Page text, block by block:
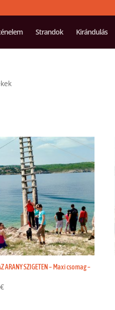
Strandok Kirándulás
ARANY SZIGETEN – Maxi csomag –
€